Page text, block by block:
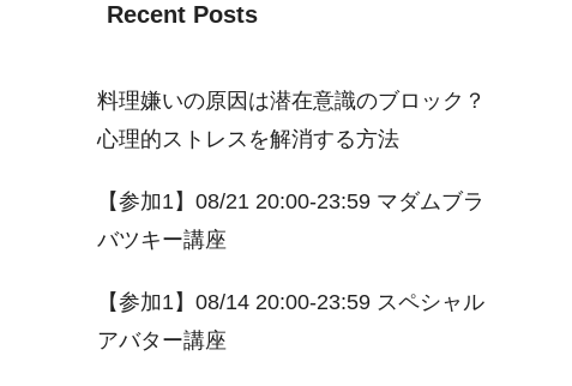
Recent Posts
料理嫌いの原因は潜在意識のブロック？
心理的ストレスを解消する方法
【参加1】08/21 20:00-23:59 マダムブラ
バツキー講座
【参加1】08/14 20:00-23:59 スペシャル
アバター講座